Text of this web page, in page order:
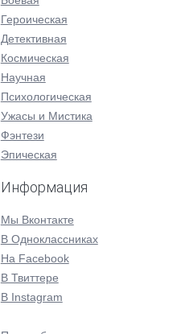
Героическая
Детективная
Космическая
Научная
Психологическая
Ужасы и Мистика
Фэнтези
Эпическая
Информация
Мы Вконтакте
В Одноклассниках
На Facebook
В Твиттере
В Instagram